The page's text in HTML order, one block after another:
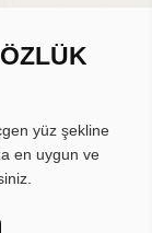
yüz şekline
en uygun ve